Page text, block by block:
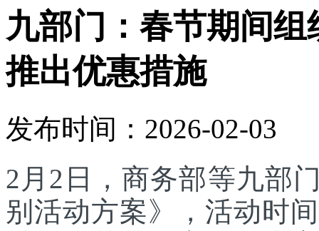
九部门：春节期间
推出优惠措施
发布时间：2026-02-03
2月2日，商务部等九部
别活动方案》，活动时